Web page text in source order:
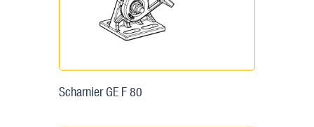
Scharnier GE F 80